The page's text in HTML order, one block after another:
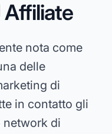
Affiliate
nota come
delle
di
in contatto gli
network di